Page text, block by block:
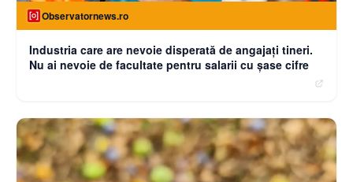
Observatornews.ro
Industria care are nevoie disperată de angajaţi tineri.
Nu ai nevoie de facultate pentru salarii cu şase cifre